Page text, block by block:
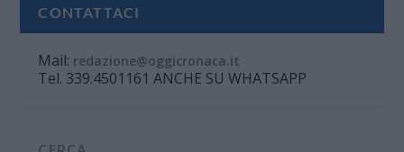
CONTATTACI
Mail: redazione@oggicronaca.it
Tel. 339.4501161 ANCHE SU WHATSAPP